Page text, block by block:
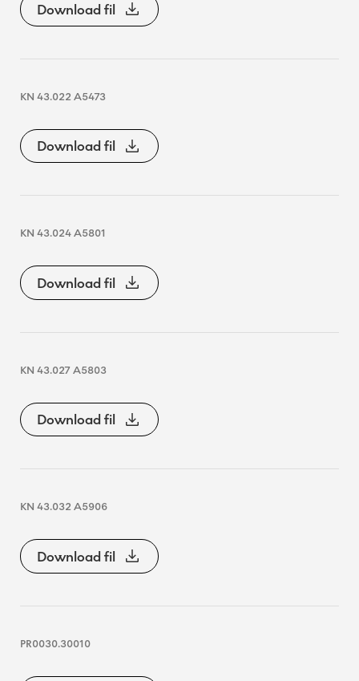
Download fil
KN 43.022 A5473
Download fil
KN 43.024 A5801
Download fil
KN 43.027 A5803
Download fil
KN 43.032 A5906
Download fil
PR0030.30010